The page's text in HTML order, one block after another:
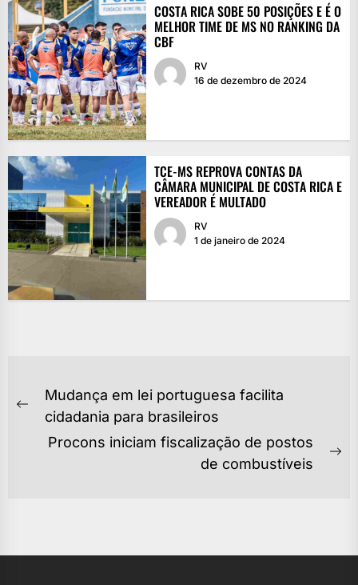
COSTA RICA SOBE 50 POSIÇÕES E É O
MELHOR TIME DE MS NO RANKING DA
CBF
RV
16 de dezembro de 2024
TCE-MS REPROVA CONTAS DA
CÂMARA MUNICIPAL DE COSTA RICA E
VEREADOR É MULTADO
RV
1 de janeiro de 2024
NAVEGAÇÃO
DE
POST
Previous
post:
Mudança em lei portuguesa facilita
cidadania para brasileiros
Procons iniciam fiscalização de postos
de combustíveis